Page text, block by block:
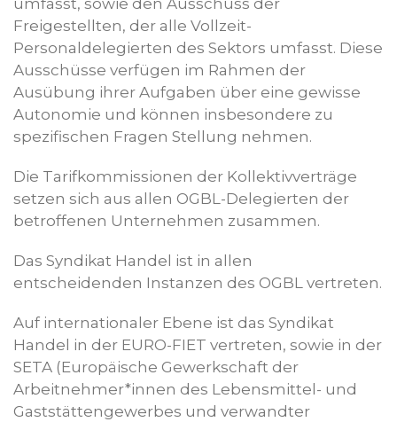
umfasst, sowie den Ausschuss der
Freigestellten, der alle Vollzeit-
Personaldelegierten des Sektors umfasst. Diese
Ausschüsse verfügen im Rahmen der
Ausübung ihrer Aufgaben über eine gewisse
Autonomie und können insbesondere zu
spezifischen Fragen Stellung nehmen.
Die Tarifkommissionen der Kollektivverträge
setzen sich aus allen OGBL-Delegierten der
betroffenen Unternehmen zusammen.
Das Syndikat Handel ist in allen
entscheidenden Instanzen des OGBL vertreten.
Auf internationaler Ebene ist das Syndikat
Handel in der EURO-FIET vertreten, sowie in der
SETA (Europäische Gewerkschaft der
Arbeitnehmer*innen des Lebensmittel- und
Gaststättengewerbes und verwandter